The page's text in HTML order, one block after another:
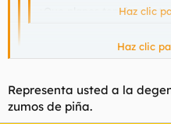
¿Que planes teneisHaz clic
Beber hasta morir.
me gusta tu estilo. hay que
Haz clic
Representa usted a la
zumos de piña.